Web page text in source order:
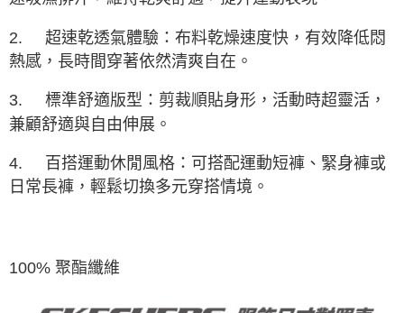
2.
超速乾透氣體驗：布料乾燥速度快，有效降低悶
熱感，長時間穿著依然清爽自在。
3.
標準舒適版型：剪裁順貼身形，活動時超靈活，
兼顧舒適與自由伸展。
4.
百搭運動休閒風格：可搭配運動短褲、緊身褲或
日常長褲，輕鬆切換多元穿搭情境。
100% 聚酯纖維